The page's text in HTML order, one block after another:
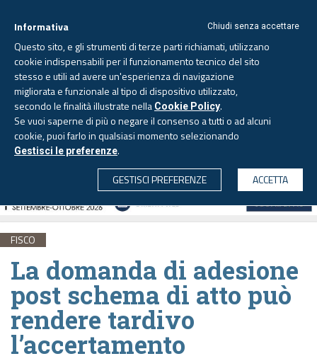
CERCA
Venerdì, 7 agosto 2026 - Aggiornato alle 6.00
FISCO
La domanda di adesione
post schema di atto può
rendere tardivo
l’accertamento
Chiudi senza accettare
Informativa
Questo sito, e gli strumenti di terze parti richiamati, utilizzano
cookie indispensabili per il funzionamento tecnico del sito
stesso e utili ad avere un'esperienza di navigazione
migliorata e funzionale al tipo di dispositivo utilizzato,
secondo le finalità illustrate nella Cookie Policy.
Se vuoi saperne di più o negare il consenso a tutti o ad alcuni
cookie, puoi farlo in qualsiasi momento selezionando
Gestisci le preferenze.
GESTISCI PREFERENZE
ACCETTA